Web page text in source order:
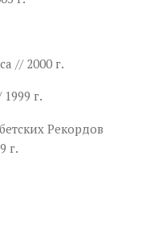
// 2000 г.
1999 г.
Рекордов
г.